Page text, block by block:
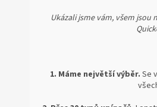
Ukázali jsme vám, všem
1. Máme největší výběr. Se